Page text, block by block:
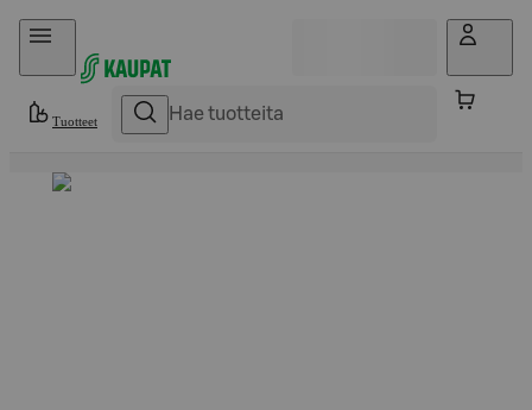
Hyppää sisältöön
Tuotteet